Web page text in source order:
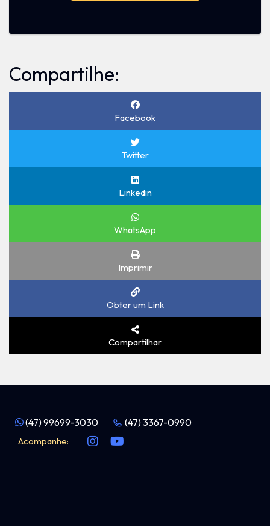
Compartilhe:
Facebook
Twitter
Linkedin
WhatsApp
Imprimir
Obter um Link
Compartilhar
(47) 99699-3030 (47) 3367-0990
Acompanhe: